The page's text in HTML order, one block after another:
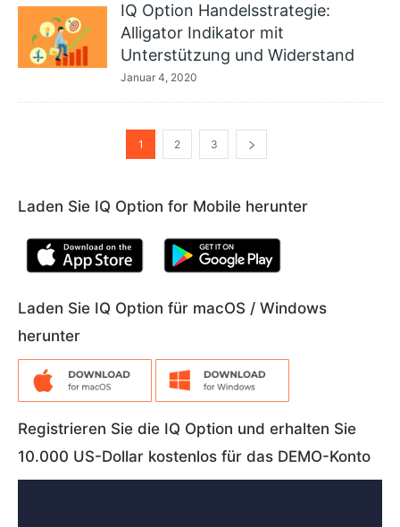
IQ Option Handelsstrategie:
Alligator Indikator mit
Unterstützung und Widerstand
Januar 4, 2020
1 2 3
Laden Sie IQ Option for Mobile herunter
Laden Sie IQ Option für macOS / Windows
herunter
Registrieren Sie die IQ Option und erhalten Sie
10.000 US-Dollar kostenlos für das DEMO-Konto